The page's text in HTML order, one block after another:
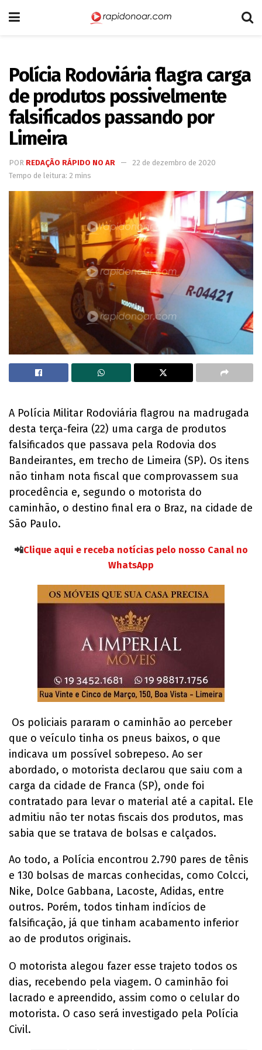
Polícia Rodoviária flagra carga
de produtos possivelmente
falsificados passando por
Limeira
POR REDAÇÃO RÁPIDO NO AR
22 de dezembro de 2020
Tempo de leitura: 2 mins
A Polícia Militar Rodoviária flagrou na madrugada
desta terça-feira (22) uma carga de produtos
falsificados que passava pela Rodovia dos
Bandeirantes, em trecho de Limeira (SP). Os itens
não tinham nota fiscal que comprovassem sua
procedência e, segundo o motorista do
caminhão, o destino final era o Braz, na cidade de
São Paulo.
📲Clique aqui e receba notícias pelo nosso Canal no
WhatsApp
Os policiais pararam o caminhão ao perceber
que o veículo tinha os pneus baixos, o que
indicava um possível sobrepeso. Ao ser
abordado, o motorista declarou que saiu com a
carga da cidade de Franca (SP), onde foi
contratado para levar o material até a capital. Ele
admitiu não ter notas fiscais dos produtos, mas
sabia que se tratava de bolsas e calçados.
Ao todo, a Polícia encontrou 2.790 pares de tênis
e 130 bolsas de marcas conhecidas, como Colcci,
Nike, Dolce Gabbana, Lacoste, Adidas, entre
outros. Porém, todos tinham indícios de
falsificação, já que tinham acabamento inferior
ao de produtos originais.
O motorista alegou fazer esse trajeto todos os
dias, recebendo pela viagem. O caminhão foi
lacrado e apreendido, assim como o celular do
motorista. O caso será investigado pela Polícia
Civil.